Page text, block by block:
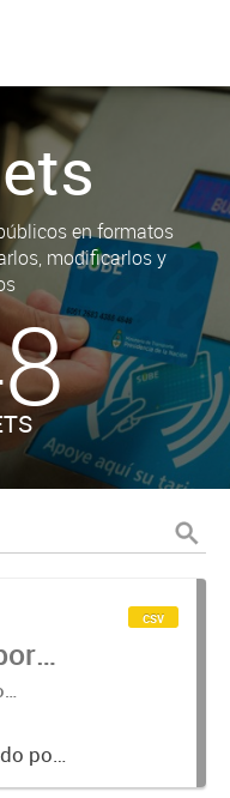
en formatos
modificarlos y
por
csv